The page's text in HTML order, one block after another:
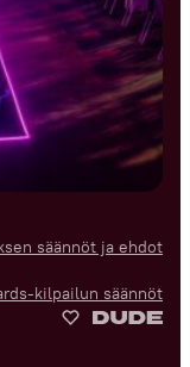
säännöt ja ehdot
kilpailun säännöt